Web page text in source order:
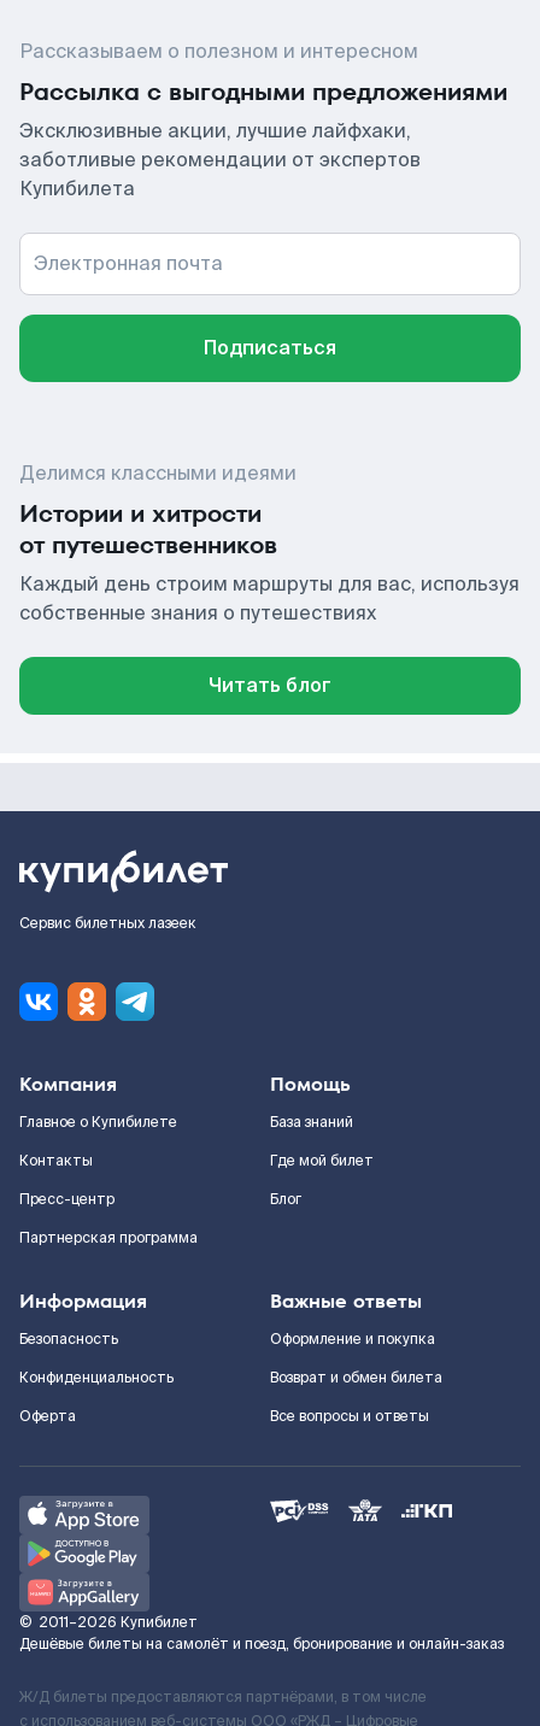
Рассказываем о полезном и интересном
Рассылка с выгодными предложениями
Эксклюзивные акции, лучшие лайфхаки,
заботливые рекомендации от экспертов
Купибилета
Электронная почта
Подписаться
Делимся классными идеями
Истории и хитрости
от путешественников
Каждый день строим маршруты для вас, используя
собственные знания о путешествиях
Читать блог
Сервис билетных лазеек
Компания
Главное о Купибилете
Контакты
Пресс-центр
Партнерская программа
Помощь
База знаний
Где мой билет
Блог
Информация
Безопасность
Конфиденциальность
Оферта
Важные ответы
Оформление и покупка
Возврат и обмен билета
Все вопросы и ответы
© 2011–2026 Купибилет
Дешёвые билеты на самолёт и поезд, бронирование и онлайн-заказ
Ж/Д билеты предоставляются партнёрами, в том числе
с использованием веб-системы ООО «РЖД – Цифровые